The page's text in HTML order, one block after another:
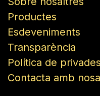
Productes
Esdeveniments
Transparència
Política de
Contacta amb